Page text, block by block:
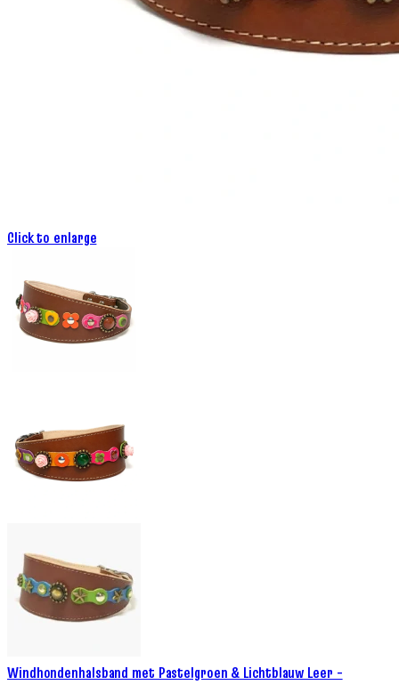
Click to enlarge
Windhondenhalsband met Pastelgroen & Lichtblauw Leer –